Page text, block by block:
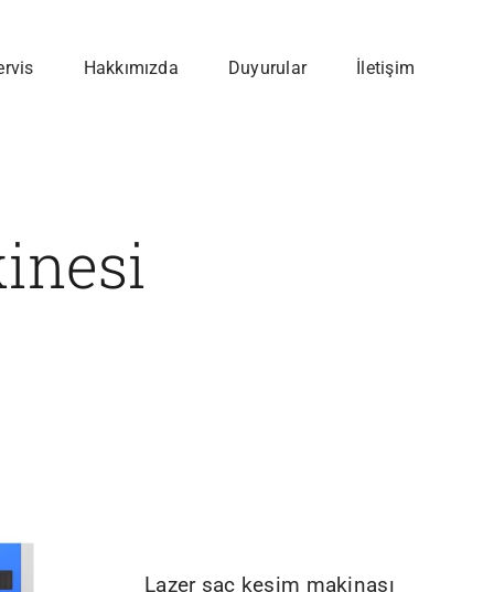
Hakkımızda Duyurular İletişim
Lazer sac kesim makinası